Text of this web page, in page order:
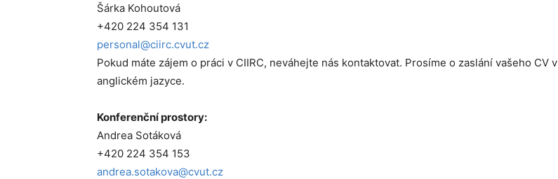
Šárka Kohoutová
+420 224 354 131
personal@ciirc.cvut.cz
Pokud máte zájem o práci v CIIRC, neváhejte nás kontaktovat. Prosíme o zaslání vašeho CV v
anglickém jazyce.
Konferenční prostory:
Andrea Sotáková
+420 224 354 153
andrea.sotakova@cvut.cz